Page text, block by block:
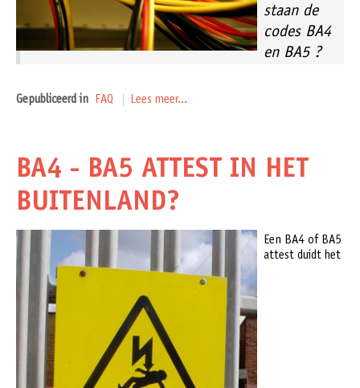
staan de
codes BA4
en BA5 ?
Gepubliceerd in FAQ Lees meer...
BA4 - BA5 ATTEST IN HET
BUITENLAND?
Een BA4 of BA5
attest duidt het